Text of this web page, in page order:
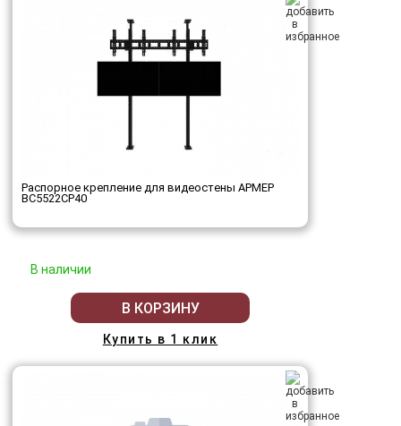
Распорное крепление для видеостены АРМЕР
ВС5522СР40
В наличии
В КОРЗИНУ
Купить в 1 клик